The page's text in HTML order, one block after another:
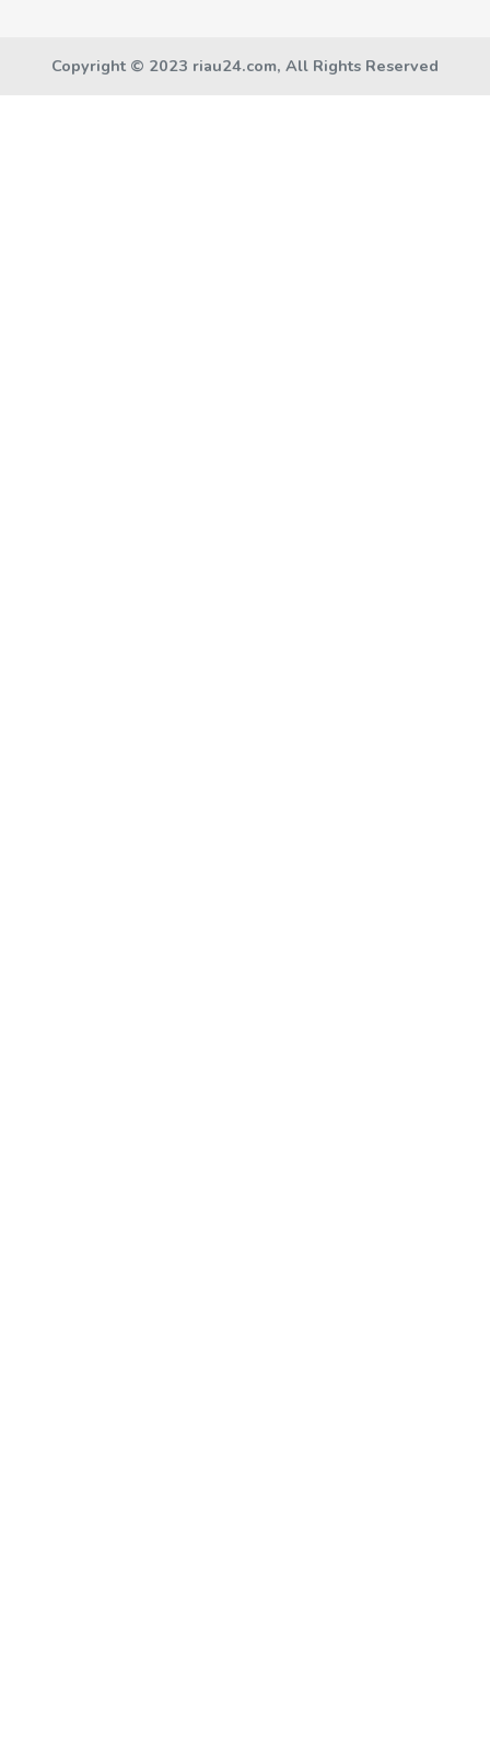
Copyright © 2023 riau24.com, All Rights Reserved